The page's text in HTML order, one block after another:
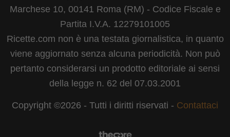
Marchese 10, 00141 Roma (RM) - Codice Fiscale e
Partita I.V.A. 12279101005
Ricette.com non è una testata giornalistica, in quanto
viene aggiornato senza alcuna periodicità. Non può
pertanto considerarsi un prodotto editoriale ai sensi
della legge n. 62 del 07.03.2001
Copyright ©2026 - Tutti i diritti riservati - Contattaci